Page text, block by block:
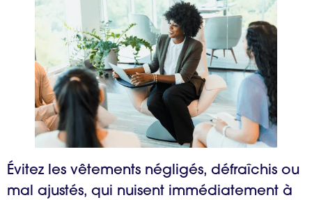
Évitez les vêtements négligés, défraîchis ou
mal ajustés, qui nuisent immédiatement à